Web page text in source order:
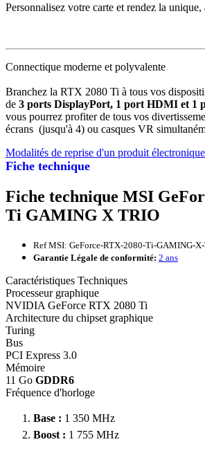
Fiche technique
Personnalisez votre carte et rendez la
Connectique moderne et polyvalente
Branchez la RTX 2080 Ti à tous vos
de 3 ports DisplayPort, 1 port HDMI et 1
vous pourrez profiter de tous vos
écrans (jusqu'à 4) ou casques VR
Modalités de reprise d'un produit
Fiche technique MSI
Ti GAMING X TRIO
Ref MSI: GeForce-RTX-2080-Ti-GAMING-
Garantie Légale de conformité: 2 ans
Caractéristiques Techniques
Processeur graphique
NVIDIA GeForce RTX 2080 Ti
Architecture du chipset graphique
Turing
Bus
PCI Express 3.0
Mémoire
11 Go GDDR6
Fréquence d'horloge
Base : 1 350 MHz
Boost : 1 755 MHz